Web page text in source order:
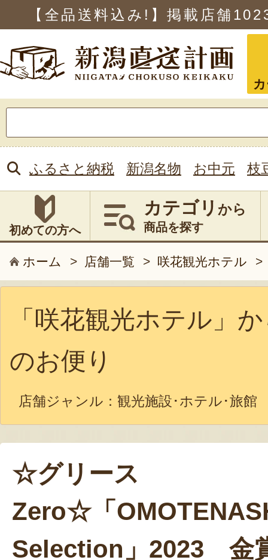
【全品送料込み!】掲載店舗
索:
ふるさと納税 新潟名物 お中元 枝
初めての方へ
カテゴリ から
商品を探す
ホーム > 店舗一覧 > 咲花観光ホテル >
「咲花観光ホテル」
のお便り
店舗ジャンル： 観光施設･ホテル･旅館
☆グリース
Zero☆「
Selection」2023 金